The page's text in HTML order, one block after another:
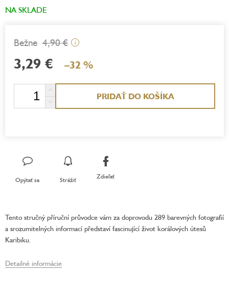
NA SKLADE
4,90 € i
3,29 € –32 %
PRIDAŤ DO KOŠÍKA
Opýtať sa Strážiť Zdieľať
Tento stručný příruční průvodce vám za doprovodu 289 barevných fotografií
a srozumitelných informací představí fascinující život korálových útesů
Karibiku.
Detailné informácie